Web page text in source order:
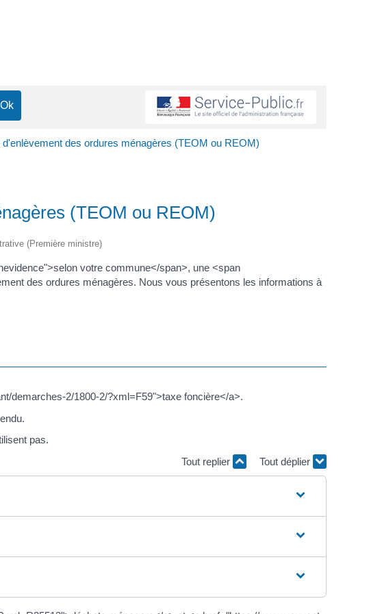
d'enlèvement des ordures ménagères (TEOM ou REOM)
(TEOM ou REOM)
(Première ministre)
votre commune</span>, une <span
des ordures ménagères. Nous vous présentons les informations à
demarches-2/1800-2/?xml=F59">taxe foncière</a>.
pas.
Tout replier
Tout déplier